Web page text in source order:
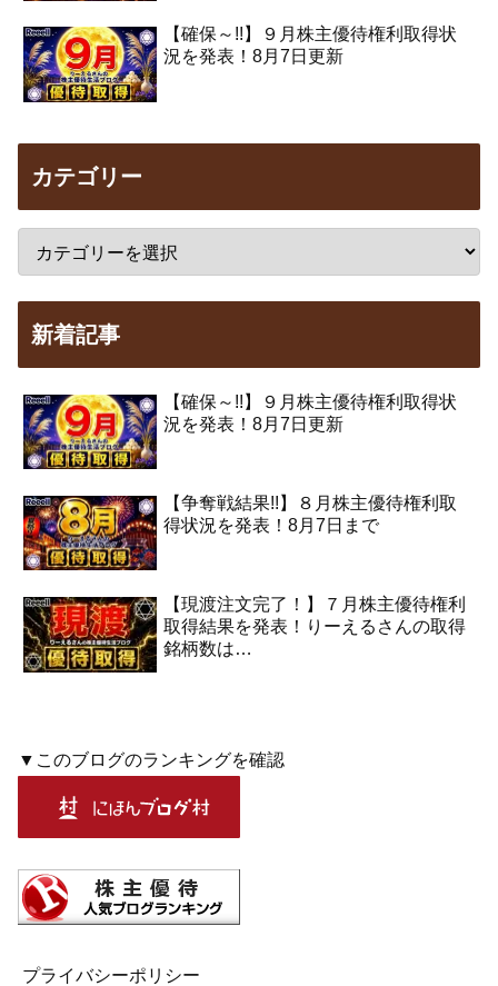
【確保～!!】９月株主優待権利取得状
況を発表！8月7日更新
カテゴリー
新着記事
【確保～!!】９月株主優待権利取得状
況を発表！8月7日更新
【争奪戦結果!!】８月株主優待権利取
得状況を発表！8月7日まで
【現渡注文完了！】７月株主優待権利
取得結果を発表！りーえるさんの取得
銘柄数は…
▼このブログのランキングを確認
プライバシーポリシー